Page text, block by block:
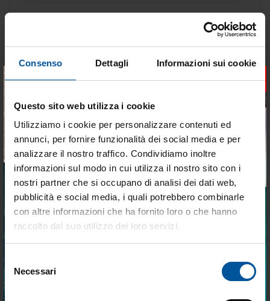
Tieniti aggiornato sulle
migliori occasioni per la tua
barca
vantaggiose e selezionate per chi vive la
×
Consenso Dettagli Informazioni sui cookie
Questo sito web utilizza i cookie
Utilizziamo i cookie per personalizzare contenuti ed
annunci, per fornire funzionalità dei social media e per
analizzare il nostro traffico. Condividiamo inoltre
informazioni sul modo in cui utilizza il nostro sito con i
nostri partner che si occupano di analisi dei dati web,
pubblicità e social media, i quali potrebbero combinarle
con altre informazioni che ha fornito loro o che hanno
raccolto dal suo utilizzo dei loro servizi.
delNecessari
ABBINAMENTO CONSIGLIATO
- 20%
Giubbotto di Salvataggio
Antille 100 N
a partire da
€ 34,16
- 25%
Salvagente 150N Samoa
€ 25,38